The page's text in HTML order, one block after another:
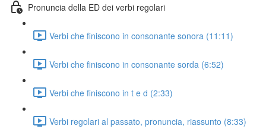
Pronuncia della ED dei verbi regolari
Verbi che finiscono in consonante sonora (11:11)
Verbi che finiscono in consonante sorda (6:52)
Verbi che finiscono in t e d (2:33)
Verbi regolari al passato, pronuncia, riassunto (8:33)